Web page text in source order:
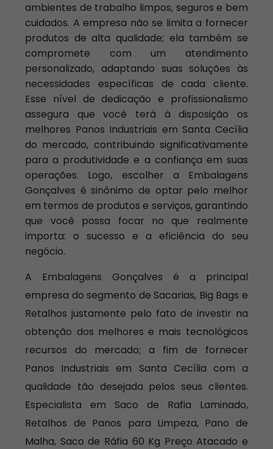
ambientes de trabalho limpos, seguros e bem
cuidados. A empresa não se limita a fornecer
produtos de alta qualidade; ela também se
compromete com um atendimento
personalizado, adaptando suas soluções às
necessidades específicas de cada cliente.
Esse nível de dedicação e profissionalismo
assegura que você terá à disposição os
melhores Panos Industriais em Santa Cecília
do mercado, contribuindo significativamente
para a produtividade e a confiança em suas
operações. Logo, escolher a Embalagens
Gonçalves é sinônimo de optar pelo melhor
em termos de produtos e serviços, garantindo
que você possa focar no que realmente
importa: o sucesso e a eficiência do seu
negócio.
A Embalagens Gonçalves é a principal
empresa do segmento de Sacarias, Big Bags e
Retalhos justamente pelo fato de investir na
obtenção dos melhores e mais tecnológicos
recursos do mercado; a fim de fornecer
Panos Industriais em Santa Cecília com a
qualidade tão desejada pelos seus clientes.
Especialista em Saco de Rafia Laminado,
Retalhos de Panos para Limpeza, Pano de
Malha, Saco de Ráfia 60 Kg Preço Atacado e